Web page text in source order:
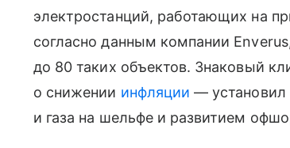
электростанций, работающих на
согласно данным компании
до 80 таких объектов. Знаковый
о снижении инфляции — установил
и газа на шельфе и развитием